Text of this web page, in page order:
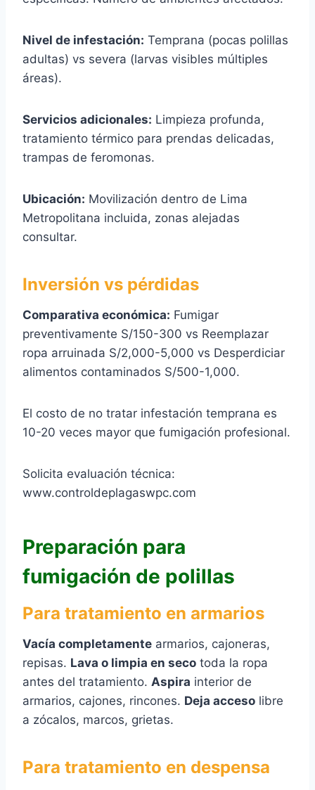
Nivel de infestación: Temprana (pocas polillas
adultas) vs severa (larvas visibles múltiples
áreas).
Servicios adicionales: Limpieza profunda,
tratamiento térmico para prendas delicadas,
trampas de feromonas.
Ubicación: Movilización dentro de Lima
Metropolitana incluida, zonas alejadas
consultar.
Inversión vs pérdidas
Comparativa económica: Fumigar
preventivamente S/150-300 vs Reemplazar
ropa arruinada S/2,000-5,000 vs Desperdiciar
alimentos contaminados S/500-1,000.
El costo de no tratar infestación temprana es
10-20 veces mayor que fumigación profesional.
Solicita evaluación técnica:
www.controldeplagaswpc.com
Preparación para
fumigación de polillas
Para tratamiento en armarios
Vacía completamente armarios, cajoneras,
repisas. Lava o limpia en seco toda la ropa
antes del tratamiento. Aspira interior de
armarios, cajones, rincones. Deja acceso libre
a zócalos, marcos, grietas.
Para tratamiento en despensa